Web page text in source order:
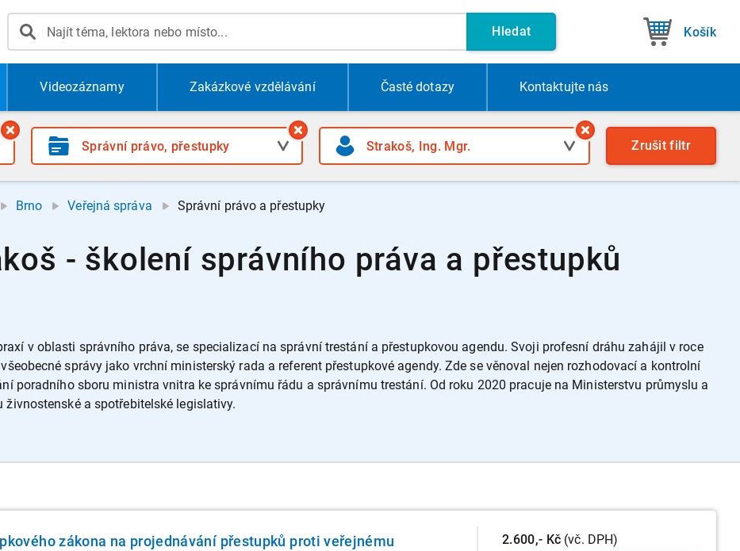
Hledat Košík
Videozáznamy Zakázkové vzdělávání Časté dotazy Kontaktujte nás
Zrušit filtr
Brno Veřejná správa Správní právo a přestupky
- školení správního práva a přestupků
v oblasti správního práva, se specializací na správní trestání a přestupkovou agendu. Svoji profesní dráhu zahájil v roce
správy jako vrchní ministerský rada a referent přestupkové agendy. Zde se věnoval nejen rozhodovací a kontrolní
poradního sboru ministra vnitra ke správnímu řádu a správnímu trestání. Od roku 2020 pracuje na Ministerstvu průmyslu a
a spotřebitelské legislativy.
zákona na projednávání přestupků proti veřejnému
2.600,- Kč (vč. DPH)